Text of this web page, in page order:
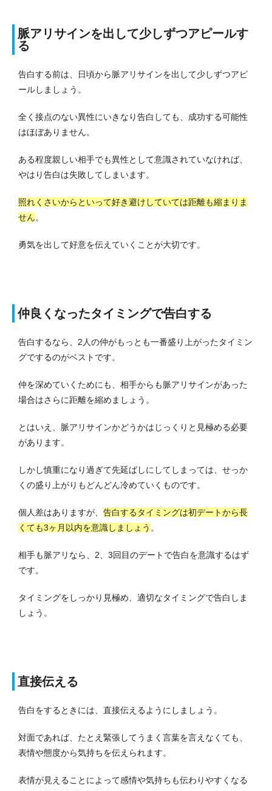
脈アリサインを出して少しずつアピールす
る
告白する前は、日頃から脈アリサインを出して少しずつアピ
ールしましょう。
全く接点のない異性にいきなり告白しても、成功する可能性
はほぼありません。
ある程度親しい相手でも異性として意識されていなければ、
やはり告白は失敗してしまいます。
照れくさいからといって好き避けしていては距離も縮まりま
せん。
勇気を出して好意を伝えていくことが大切です。
仲良くなったタイミングで告白する
告白するなら、2人の仲がもっとも一番盛り上がったタイミン
グでするのがベストです。
仲を深めていくためにも、相手からも脈アリサインがあった
場合はさらに距離を縮めましょう。
とはいえ、脈アリサインかどうかはじっくりと見極める必要
があります。
しかし慎重になり過ぎて先延ばしにしてしまっては、せっか
くの盛り上がりもどんどん冷めていくものです。
個人差はありますが、 告白するタイミングは初デートから長
くても3ヶ月以内を意識しましょう 。
相手も脈アリなら、2、3回目のデートで告白を意識するはず
です。
タイミングをしっかり見極め、適切なタイミングで告白しま
しょう。
直接伝える
告白をするときには、直接伝えるようにしましょう。
対面であれば、たとえ緊張してうまく言葉を言えなくても、
表情や態度から気持ちを伝えられます。
表情が見えることによって感情や気持ちも伝わりやすくなる